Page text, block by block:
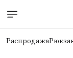
Распродажа